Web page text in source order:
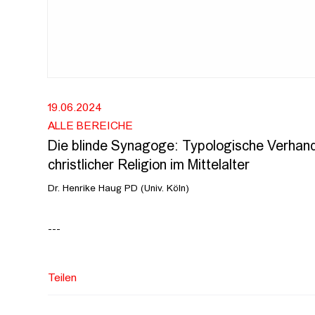
19.06.2024
ALLE BEREICHE
Die blinde Synagoge: Typologische
christlicher Religion im Mittelalter
Dr. Henrike Haug PD (Univ. Köln)
---
Der Studienschwerpunkt Theorie und Geschichte
Ein kritischer Blick in die Geschichte der bildenden Künste
Teilen